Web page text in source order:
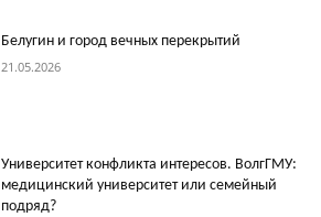
Белугин и город вечных перекрытий
21.05.2026
Университет конфликта интересов. ВолгГМУ:
медицинский университет или семейный
подряд?